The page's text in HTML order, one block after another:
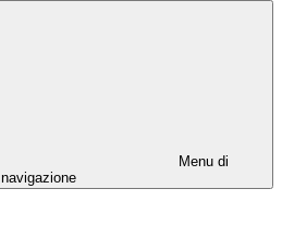
Menu di
navigazione